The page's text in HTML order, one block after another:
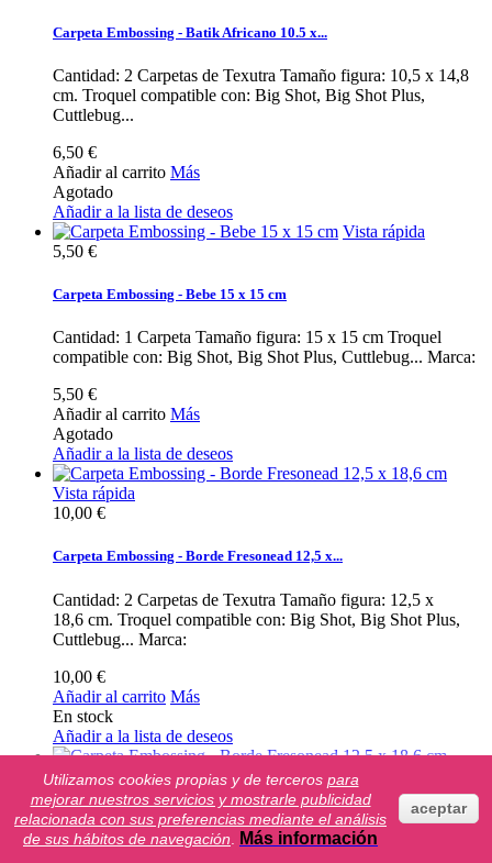
Carpeta Embossing - Batik Africano 10.5 x...
Cantidad: 2 Carpetas de Texutra Tamaño figura: 10,5 x 14,8
cm. Troquel compatible con: Big Shot, Big Shot Plus,
Cuttlebug...
6,50 €
Añadir al carrito Más
Agotado
Añadir a la lista de deseos
Vista rápida
5,50 €
Carpeta Embossing - Bebe 15 x 15 cm
Cantidad: 1 Carpeta Tamaño figura: 15 x 15 cm Troquel
compatible con: Big Shot, Big Shot Plus, Cuttlebug... Marca:
5,50 €
Añadir al carrito Más
Agotado
Añadir a la lista de deseos
Vista rápida
10,00 €
Carpeta Embossing - Borde Fresonead 12,5 x...
Cantidad: 2 Carpetas de Texutra Tamaño figura: 12,5 x
18,6 cm. Troquel compatible con: Big Shot, Big Shot Plus,
Cuttlebug... Marca:
10,00 €
Añadir al carrito Más
En stock
Añadir a la lista de deseos
Vista rápida
10,00 €
Carpeta Embossing - Borde Fresonead 12,5 x...
Utilizamos cookies propias y de terceros para
mejorar nuestros servicios y mostrarle publicidad
relacionada con sus preferencias mediante el análisis
de sus hábitos de navegación
Más información
aceptar